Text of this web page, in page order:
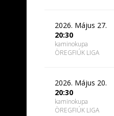
2026. Május 27.
20:30
kaminokupa
ÖREGFIÚK LIGA
2026. Május 20.
20:30
kaminokupa
ÖREGFIÚK LIGA